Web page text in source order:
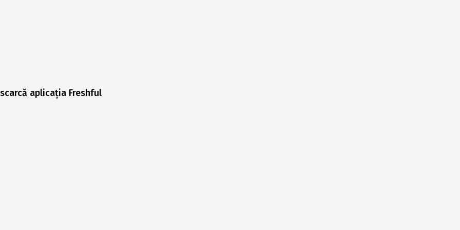
aplicația Freshful